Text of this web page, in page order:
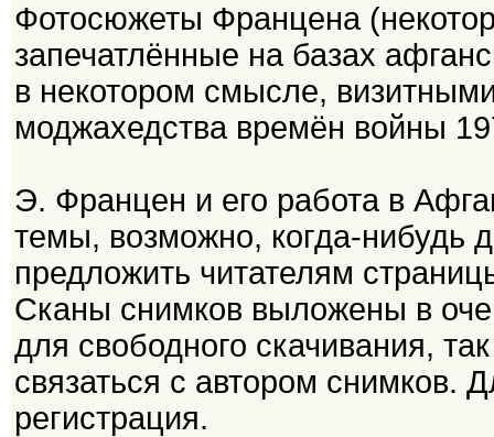
Фотосюжеты Францена
запечатлённые на базах
в некотором смысле,
моджахедства времён войны
Э. Францен и его работа в
темы, возможно, когда-нибудь
предложить читателям
Сканы снимков выложены в
для свободного скачивания,
связаться с автором снимков.
регистрация.